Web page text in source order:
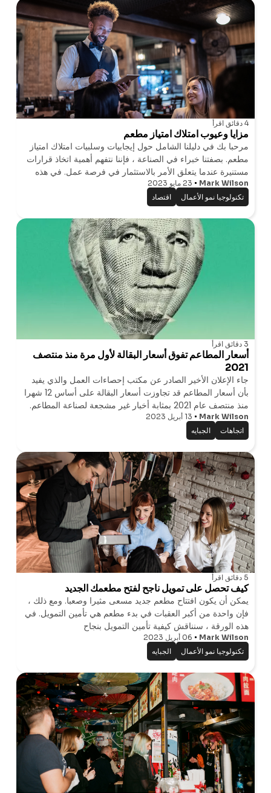
4 دقائق اقرأ
مزايا وعيوب امتلاك امتياز مطعم
مرحبا بك في دليلنا الشامل حول إيجابيات وسلبيات امتلاك امتياز
مطعم. بصفتنا خبراء في الصناعة ، فإننا نتفهم أهمية اتخاذ قرارات
مستنيرة عندما يتعلق الأمر بالاستثمار في فرصة عمل. في هذه
المقالة ، سوف نتعمق في الجوانب المختلفة لامتيازات المطاعم ،
ونسلط
Mark Wilson
23 مايو 2023
تكنولوجيا نمو الأعمال
اقتصاد
3 دقائق اقرأ
أسعار المطاعم تفوق أسعار البقالة لأول مرة منذ منتصف
2021
جاء الإعلان الأخير الصادر عن مكتب إحصاءات العمل والذي يفيد
بأن أسعار المطاعم قد تجاوزت أسعار البقالة على أساس 12 شهرا
منذ منتصف عام 2021 بمثابة أخبار غير مشجعة لصناعة المطاعم.
تشكل هذه الأخبار تحديا للصناعة ، التي تعمل بجد للتعافي من
انخفاض أعداد
Mark Wilson
13 أبريل 2023
اتجاهات
الجبايه
5 دقائق اقرأ
كيف تحصل على تمويل ناجح لفتح مطعمك الجديد
يمكن أن يكون افتتاح مطعم جديد مسعى مثيرا وصعبا. ومع ذلك ،
فإن واحدة من أكبر العقبات في بدء مطعم هي تأمين التمويل. في
هذه الورقة ، سنناقش كيفية تأمين التمويل بنجاح
Mark Wilson
06 أبريل 2023
تكنولوجيا نمو الأعمال
الجبايه